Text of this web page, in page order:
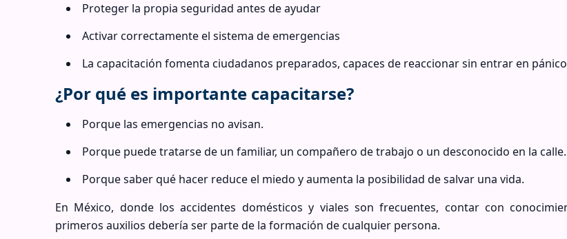
Proteger la propia seguridad antes de ayudar
Activar correctamente el sistema de emergencias
La capacitación fomenta ciudadanos preparados, capaces de reaccionar sin entrar en
¿Por qué es importante capacitarse?
Porque las emergencias no avisan.
Porque puede tratarse de un familiar, un compañero de trabajo o un desconocido en la calle.
Porque saber qué hacer reduce el miedo y aumenta la posibilidad de salvar una vida.
En México, donde los accidentes domésticos y viales son frecuentes, contar con
primeros auxilios debería ser parte de la formación de cualquier persona.